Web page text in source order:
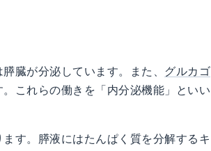
膵臓が分泌しています。また、 グルカゴ
これらの働きを「内分泌機能」といい
す。膵液にはたんぱく質を分解するキ